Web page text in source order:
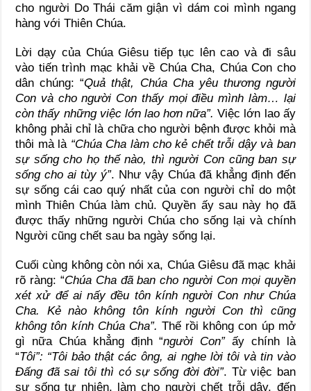
cho người Do Thái căm giận vì dám coi mình ngang
hàng với Thiên Chúa.
Lời dạy của Chúa Giêsu tiếp tục lên cao và đi sâu
vào tiến trình mạc khải về Chúa Cha, Chúa Con cho
dân chúng: “Quả thật, Chúa Cha yêu thương người
Con và cho người Con thấy mọi điều mình làm… lại
còn thấy những việc lớn lao hơn nữa”.Việc lớn lao ấy
không phải chỉ là chữa cho người bệnh được khỏi mà
thôi mà là “Chúa Cha làm cho kẻ chết trỗi dậy và ban
sự sống cho họ thế nào, thì người Con cũng ban sự
sống cho ai tùy ý”. Như vậy Chúa đã khẳng định đến
sự sống cái cao quý nhất của con người chỉ do một
mình Thiên Chúa làm chủ. Quyền ấy sau này họ đã
được thấy những người Chúa cho sống lại và chính
Người cũng chết sau ba ngày sống lại.
Cuối cùng không còn nói xa, Chúa Giêsu đã mạc khải
rõ ràng: “Chúa Cha đã ban cho người Con mọi quyền
xét xử để ai nấy đều tôn kính người Con như Chúa
Cha. Kẻ nào không tôn kính người Con thì cũng
không tôn kính Chúa Cha”. Thế rồi không con úp mở
gì nữa Chúa khẳng định “người Con”ấy chính là
“Tôi”: “Tôi bảo thật các ông, ai nghe lời tôi và tin vào
Đấng đã sai tôi thì có sự sống đời đời”. Từ việc ban
sự sống tự nhiên, làm cho người chết trỗi dậy, đến